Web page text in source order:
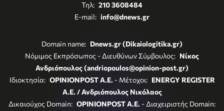
Τηλ: 210 3608484
E-mail: info@dnews.gr
Domain name: Dnews.gr (Dikaiologitika.gr)
Νόμιμος Εκπρόσωπος - Διευθύνων Σύμβουλος: Νίκος
Ανδριόπουλος (andriopoulos@opinion-post.gr)
Ιδιοκτησία: OPINIONPOST A.E. - Μέτοχοι: ENERGY REGISTER
Α.Ε. / Ανδριόπουλος Νικόλαος
Δικαιούχος Domain: OPINIONPOST A.E. - Διαχειριστής Domain: